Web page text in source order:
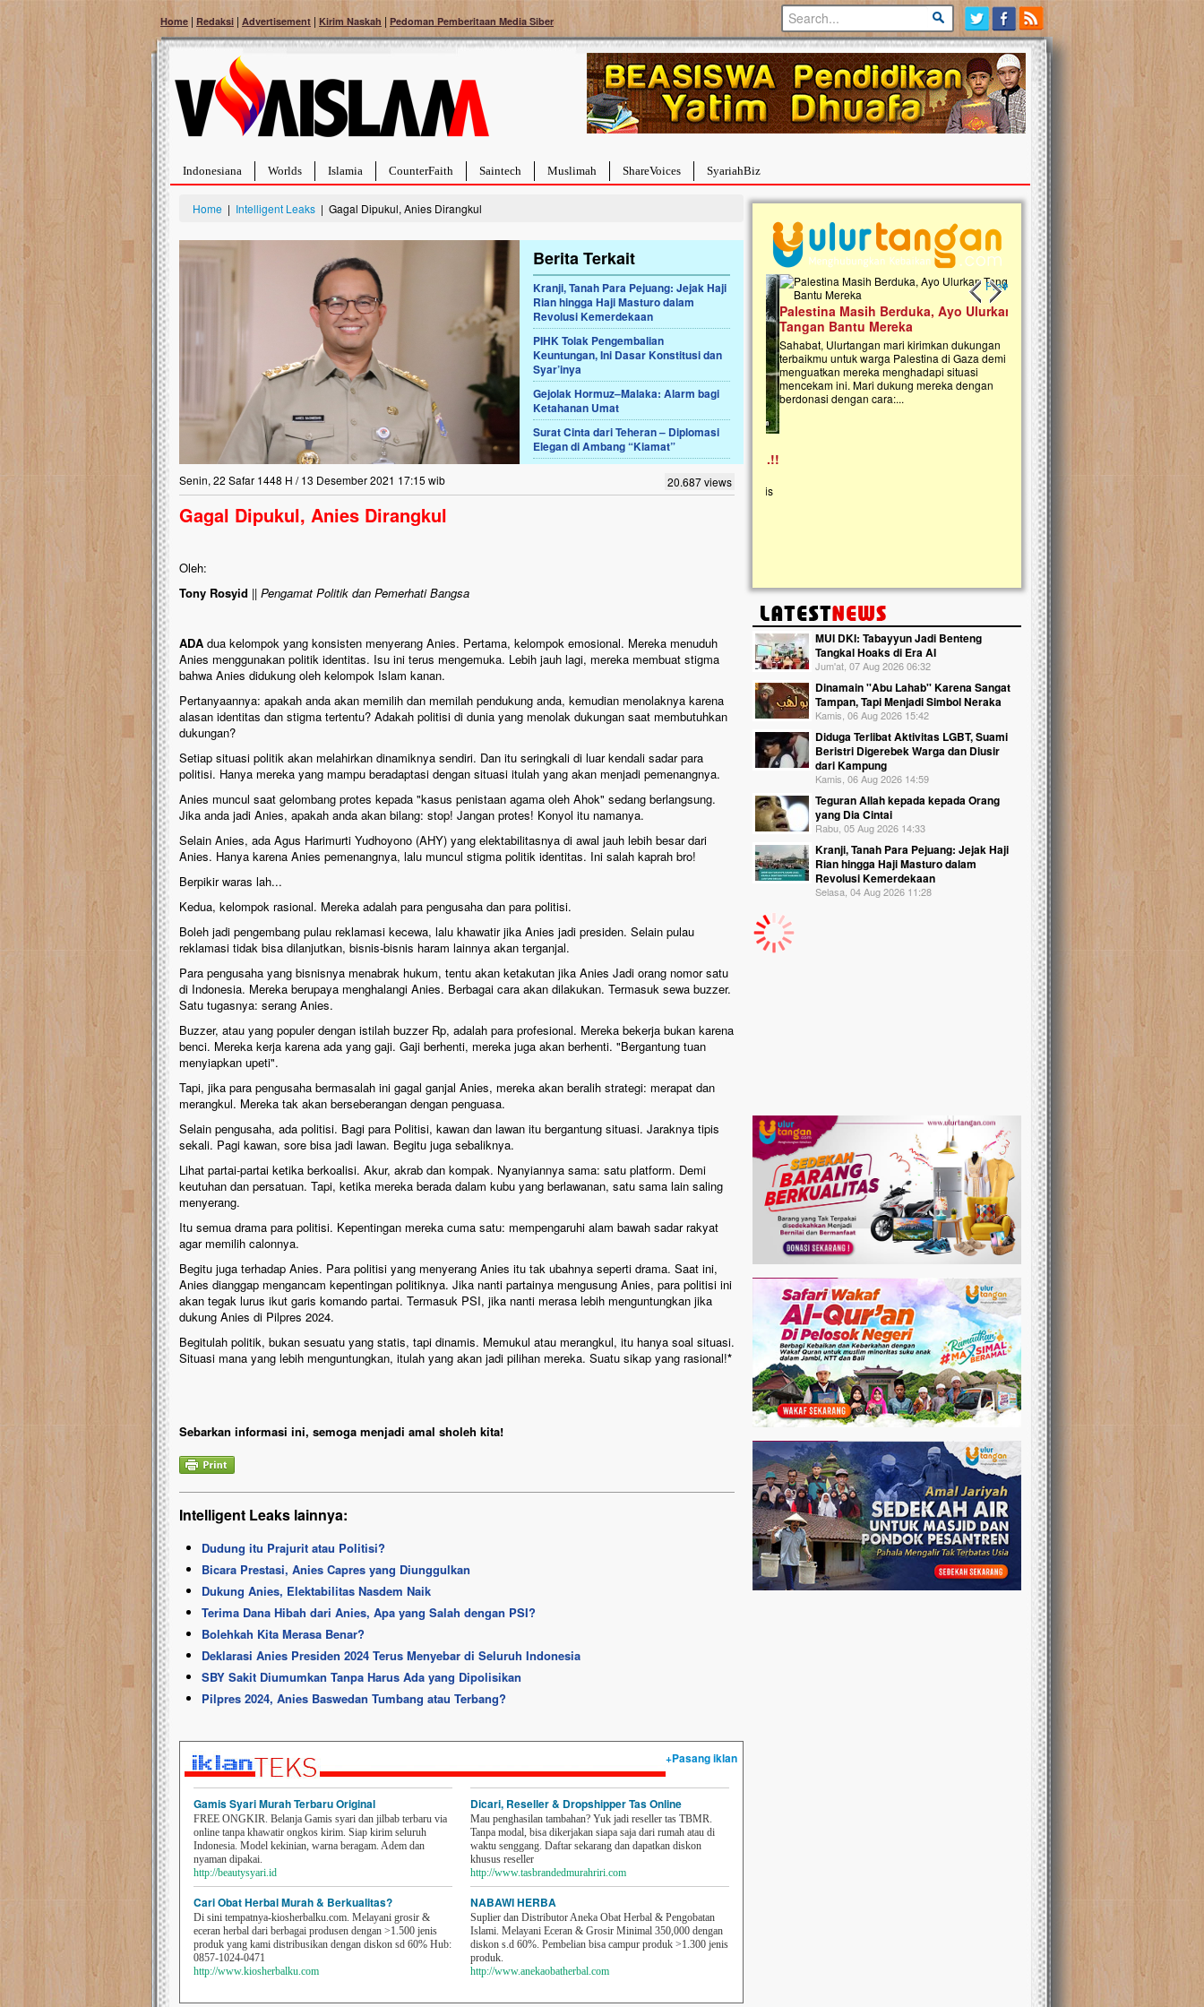
Home | Redaksi | Advertisement | Kirim Naskah | Pedoman Pemberitaan Media Siber
Indonesiana Worlds Islamia CounterFaith Saintech Muslimah ShareVoices SyariahBiz
Home | Intelligent Leaks | Gagal Dipukul, Anies Dirangkul
Berita Terkait
Kranji, Tanah Para Pejuang: Jejak Haji
Rian hingga Haji Masturo dalam
Revolusi Kemerdekaan
PIHK Tolak Pengembalian
Keuntungan, Ini Dasar Konstitusi dan
Syar’inya
Gejolak Hormuz–Malaka: Alarm bagi
Ketahanan Umat
Surat Cinta dari Teheran – Diplomasi
Elegan di Ambang “Kiamat”
Senin, 22 Safar 1448 H / 13 Desember 2021 17:15 wib 20.687 views
Gagal Dipukul, Anies Dirangkul
Oleh:
Tony Rosyid || Pengamat Politik dan Pemerhati Bangsa
ADA dua kelompok yang konsisten menyerang Anies. Pertama, kelompok emosional. Mereka menuduh
Anies menggunakan politik identitas. Isu ini terus mengemuka. Lebih jauh lagi, mereka membuat stigma
bahwa Anies didukung oleh kelompok Islam kanan.
Pertanyaannya: apakah anda akan memilih dan memilah pendukung anda, kemudian menolaknya karena
alasan identitas dan stigma tertentu? Adakah politisi di dunia yang menolak dukungan saat membutuhkan
dukungan?
Setiap situasi politik akan melahirkan dinamiknya sendiri. Dan itu seringkali di luar kendali sadar para
politisi. Hanya mereka yang mampu beradaptasi dengan situasi itulah yang akan menjadi pemenangnya.
Anies muncul saat gelombang protes kepada "kasus penistaan agama oleh Ahok" sedang berlangsung.
Jika anda jadi Anies, apakah anda akan bilang: stop! Jangan protes! Konyol itu namanya.
Selain Anies, ada Agus Harimurti Yudhoyono (AHY) yang elektabilitasnya di awal jauh lebih besar dari
Anies. Hanya karena Anies pemenangnya, lalu muncul stigma politik identitas. Ini salah kaprah bro!
Berpikir waras lah...
Kedua, kelompok rasional. Mereka adalah para pengusaha dan para politisi.
Boleh jadi pengembang pulau reklamasi kecewa, lalu khawatir jika Anies jadi presiden. Selain pulau
reklamasi tidak bisa dilanjutkan, bisnis-bisnis haram lainnya akan terganjal.
Para pengusaha yang bisnisnya menabrak hukum, tentu akan ketakutan jika Anies Jadi orang nomor satu
di Indonesia. Mereka berupaya menghalangi Anies. Berbagai cara akan dilakukan. Termasuk sewa buzzer.
Satu tugasnya: serang Anies.
Buzzer, atau yang populer dengan istilah buzzer Rp, adalah para profesional. Mereka bekerja bukan karena
benci. Mereka kerja karena ada yang gaji. Gaji berhenti, mereka juga akan berhenti. "Bergantung tuan
menyiapkan upeti".
Tapi, jika para pengusaha bermasalah ini gagal ganjal Anies, mereka akan beralih strategi: merapat dan
merangkul. Mereka tak akan berseberangan dengan penguasa.
Selain pengusaha, ada politisi. Bagi para Politisi, kawan dan lawan itu bergantung situasi. Jaraknya tipis
sekali. Pagi kawan, sore bisa jadi lawan. Begitu juga sebaliknya.
Lihat partai-partai ketika berkoalisi. Akur, akrab dan kompak. Nyanyiannya sama: satu platform. Demi
keutuhan dan persatuan. Tapi, ketika mereka berada dalam kubu yang berlawanan, satu sama lain saling
menyerang.
Itu semua drama para politisi. Kepentingan mereka cuma satu: mempengaruhi alam bawah sadar rakyat
agar memilih calonnya.
Begitu juga terhadap Anies. Para politisi yang menyerang Anies itu tak ubahnya seperti drama. Saat ini,
Anies dianggap mengancam kepentingan politiknya. Jika nanti partainya mengusung Anies, para politisi ini
akan tegak lurus ikut garis komando partai. Termasuk PSI, jika nanti merasa lebih menguntungkan jika
dukung Anies di Pilpres 2024.
Begitulah politik, bukan sesuatu yang statis, tapi dinamis. Memukul atau merangkul, itu hanya soal situasi.
Situasi mana yang lebih menguntungkan, itulah yang akan jadi pilihan mereka. Suatu sikap yang rasional!*
Sebarkan informasi ini, semoga menjadi amal sholeh kita!
Intelligent Leaks lainnya:
Dudung itu Prajurit atau Politisi?
Bicara Prestasi, Anies Capres yang Diunggulkan
Dukung Anies, Elektabilitas Nasdem Naik
Terima Dana Hibah dari Anies, Apa yang Salah dengan PSI?
Bolehkah Kita Merasa Benar?
Deklarasi Anies Presiden 2024 Terus Menyebar di Seluruh Indonesia
SBY Sakit Diumumkan Tanpa Harus Ada yang Dipolisikan
Pilpres 2024, Anies Baswedan Tumbang atau Terbang?
+Pasang iklan
Gamis Syari Murah Terbaru Original
FREE ONGKIR. Belanja Gamis syari dan jilbab terbaru via
online tanpa khawatir ongkos kirim. Siap kirim seluruh
Indonesia. Model kekinian, warna beragam. Adem dan
nyaman dipakai.
http://beautysyari.id
Cari Obat Herbal Murah & Berkualitas?
Di sini tempatnya-kiosherbalku.com. Melayani grosir &
eceran herbal dari berbagai produsen dengan >1.500 jenis
produk yang kami distribusikan dengan diskon sd 60% Hub:
0857-1024-0471
http://www.kiosherbalku.com
Dicari, Reseller & Dropshipper Tas Online
Mau penghasilan tambahan? Yuk jadi reseller tas TBMR.
Tanpa modal, bisa dikerjakan siapa saja dari rumah atau di
waktu senggang. Daftar sekarang dan dapatkan diskon
khusus reseller
http://www.tasbrandedmurahriri.com
NABAWI HERBA
Suplier dan Distributor Aneka Obat Herbal & Pengobatan
Islami. Melayani Eceran & Grosir Minimal 350,000 dengan
diskon s.d 60%. Pembelian bisa campur produk >1.300 jenis
produk.
http://www.anekaobatherbal.com
Previous slide
Next slide
Bantu Naura, Balita Hebat Sembuh Dari
Tumor Pembuluh Darah
Hidup Naura Salsabila dipenuhi dengan
rintangan yang sangat berat. Meskipun baru
berusia sepuluh bulan, bayi yang imut ini harus
menghadapi penyakit yang dahsyat, yaitu tumor
pembuluh darah berukuran...
Lima Tahun Mangkrak, Masjid di
Pelosok ini Mengenaskan. Ayo Bantu.!!
Nasib masjid di Kampung Cilumbu ini sungguh
mengenaskan. Lima tahun mangkrak, kini nyaris
Palestina Masih Berduka, Ayo Ulurkan
Tangan Bantu Mereka
Sahabat, Ulurtangan mari kirimkan dukungan
terbaikmu untuk warga Palestina di Gaza demi
menguatkan mereka menghadapi situasi
mencekam ini. Mari dukung mereka dengan
berdonasi dengan cara:...
Open Donasi Wakaf
Rumah Qur'an & TK Islam
Najjah di Jonggol
Saat ini, Ulurtangan bersama Yayasan
Najjahtul Islam Jonggol sedang merintis
pembangunan Rumah Qur’an dan
kanak Islam Terpadu (TKIT) An Najjah
Gedung Majelis Taklim di Jonggol,...
MUI DKI: Tabayyun Jadi Benteng
Tangkal Hoaks di Era AI
Jum'at, 07 Aug 2026 06:32
Dinamain ''Abu Lahab'' Karena Sangat
Tampan, Tapi Menjadi Simbol Neraka
Kamis, 06 Aug 2026 15:42
Diduga Terlibat Aktivitas LGBT, Suami
Beristri Digerebek Warga dan Diusir
dari Kampung
Kamis, 06 Aug 2026 14:59
Teguran Allah kepada kepada Orang
yang Dia Cintai
Rabu, 05 Aug 2026 14:33
Kranji, Tanah Para Pejuang: Jejak Haji
Rian hingga Haji Masturo dalam
Revolusi Kemerdekaan
Selasa, 04 Aug 2026 11:28